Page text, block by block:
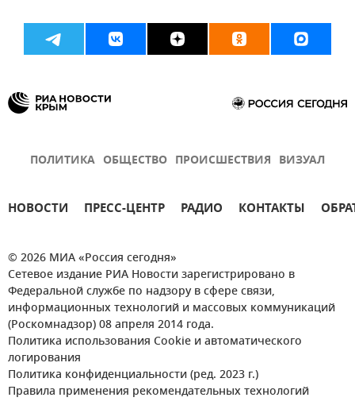
ПОЛИТИКА ОБЩЕСТВО ПРОИСШЕСТВИЯ ВИЗУАЛ
НОВОСТИ ПРЕСС-ЦЕНТР РАДИО КОНТАКТЫ
© 2026 МИА «Россия сегодня»
Сетевое издание РИА Новости зарегистрировано в
Федеральной службе по надзору в сфере связи,
информационных технологий и массовых коммуникаций
(Роскомнадзор) 08 апреля 2014 года.
Политика использования Cookie и автоматического
логирования
Политика конфиденциальности (ред. 2023 г.)
Правила применения рекомендательных технологий